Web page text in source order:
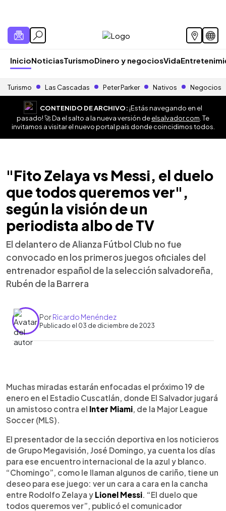
InicioNoticiasTurismoDinero y negociosVida
Turismo Las Cascadas Peter Parker Nativos Negocios
CONTENIDO DE ARCHIVO:¡Estás navegando en el
pasado! 🚀 Da el salto a la nueva versión deelsalvador.com . Te
invitamos a visitar el nuevo portal país donde coincidimos todos.
"Fito Zelaya vs Messi, el duelo
que todos queremos ver",
según la visión de un
periodista albo de TV
El delantero de Alianza Fútbol Club no fue
convocado en los primeros juegos oficiales del
entrenador español de la selección salvadoreña,
Rubén de la Barrera
PorRicardo Menéndez
Publicado el 03 de diciembre de 2023
Escuchar artículo
Muchas miradas estarán enfocadas el próximo 19 de
enero en el Estadio Cuscatlán, donde El Salvador jugará
un amistoso contra el Inter Miami, de la Major League
Soccer (MLS).
El presentador de la sección deportiva en los noticieros
de Grupo Megavisión, José Domingo, ya cuenta los días
para ese encuentro internacional de la azul y blanco.
“Chomingo”, como le llaman algunos de cariño, tiene un
deseo para ese juego: ver un cara a cara en la cancha
entre Rodolfo Zelaya y Lionel Messi. “El duelo que
todos queremos ver”, publicó el comunicador